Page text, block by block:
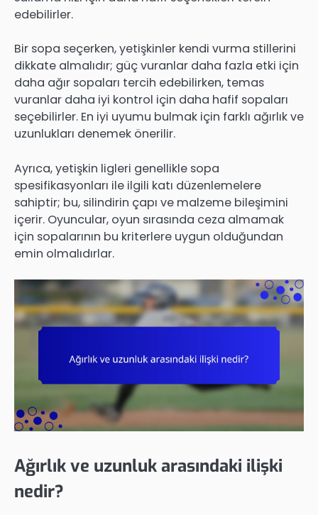
edebilirler.
Bir sopa seçerken, yetişkinler kendi vurma stillerini
dikkate almalıdır; güç vuranlar daha fazla etki için
daha ağır sopaları tercih edebilirken, temas
vuranlar daha iyi kontrol için daha hafif sopaları
seçebilirler. En iyi uyumu bulmak için farklı ağırlık ve
uzunlukları denemek önerilir.
Ayrıca, yetişkin ligleri genellikle sopa
spesifikasyonları ile ilgili katı düzenlemelere
sahiptir; bu, silindirin çapı ve malzeme bileşimini
içerir. Oyuncular, oyun sırasında ceza almamak
için sopalarının bu kriterlere uygun olduğundan
emin olmalıdırlar.
Ağırlık ve uzunluk arasındaki ilişki
nedir?